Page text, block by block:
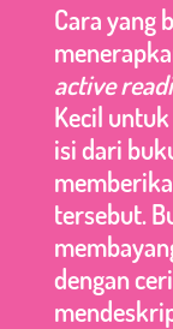
Cara yang
active
Kecil
isi dari
tersebut.
dengan